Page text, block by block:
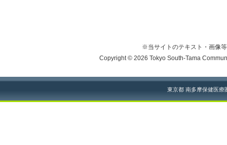
※当サイトのテキスト・画像
Copyright © 2026 Tokyo South-Tama
東京都 南多摩保健医療